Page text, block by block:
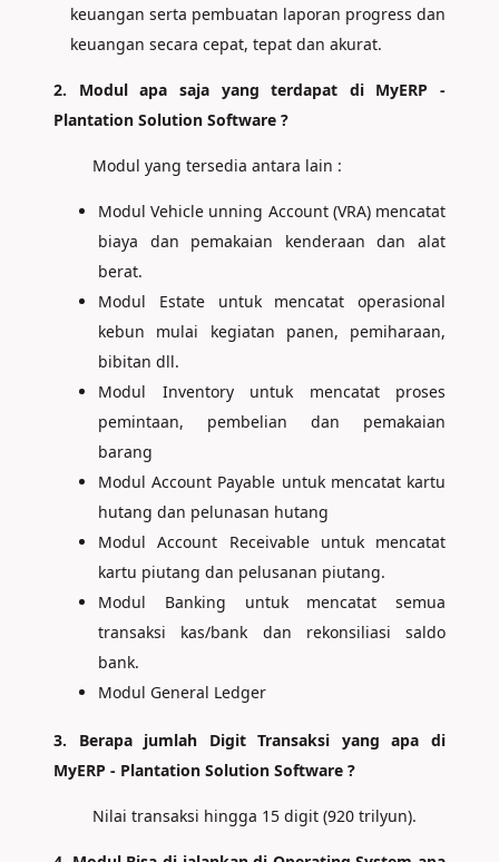
keuangan serta pembuatan laporan progress dan
keuangan secara cepat, tepat dan akurat.
2. Modul apa saja yang terdapat di MyERP -
Plantation Solution Software ?
Modul yang tersedia antara lain :
Modul Vehicle unning Account (VRA) mencatat
biaya dan pemakaian kenderaan dan alat
berat.
Modul Estate untuk mencatat operasional
kebun mulai kegiatan panen, pemiharaan,
bibitan dll.
Modul Inventory untuk mencatat proses
pemintaan, pembelian dan pemakaian
barang
Modul Account Payable untuk mencatat kartu
hutang dan pelunasan hutang
Modul Account Receivable untuk mencatat
kartu piutang dan pelusanan piutang.
Modul Banking untuk mencatat semua
transaksi kas/bank dan rekonsiliasi saldo
bank.
Modul General Ledger
3. Berapa jumlah Digit Transaksi yang apa di
MyERP - Plantation Solution Software ?
Nilai transaksi hingga 15 digit (920 trilyun).